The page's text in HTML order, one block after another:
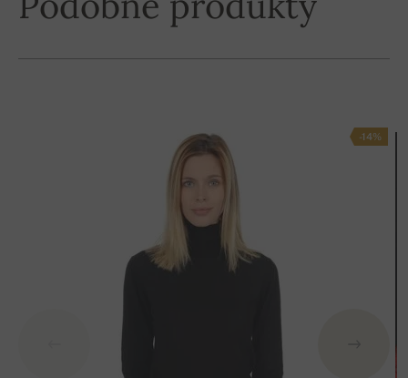
-14%